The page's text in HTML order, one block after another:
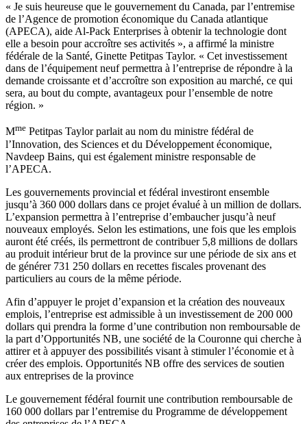
« Je suis heureuse que le gouvernement du Canada, par l’entremise
de l’Agence de promotion économique du Canada atlantique
(APECA), aide Al-Pack Enterprises à obtenir la technologie dont
elle a besoin pour accroître ses activités », a affirmé la ministre
fédérale de la Santé, Ginette Petitpas Taylor. « Cet investissement
dans de l’équipement neuf permettra à l’entreprise de répondre à la
demande croissante et d’accroître son exposition au marché, ce qui
sera, au bout du compte, avantageux pour l’ensemble de notre
région. »
Mme Petitpas Taylor parlait au nom du ministre fédéral de
l’Innovation, des Sciences et du Développement économique,
Navdeep Bains, qui est également ministre responsable de
l’APECA.
Les gouvernements provincial et fédéral investiront ensemble
jusqu’à 360 000 dollars dans ce projet évalué à un million de dollars.
L’expansion permettra à l’entreprise d’embaucher jusqu’à neuf
nouveaux employés. Selon les estimations, une fois que les emplois
auront été créés, ils permettront de contribuer 5,8 millions de dollars
au produit intérieur brut de la province sur une période de six ans et
de générer 731 250 dollars en recettes fiscales provenant des
particuliers au cours de la même période.
Afin d’appuyer le projet d’expansion et la création des nouveaux
emplois, l’entreprise est admissible à un investissement de 200 000
dollars qui prendra la forme d’une contribution non remboursable de
la part d’Opportunités NB, une société de la Couronne qui cherche à
attirer et à appuyer des possibilités visant à stimuler l’économie et à
créer des emplois. Opportunités NB offre des services de soutien
aux entreprises de la province
Le gouvernement fédéral fournit une contribution remboursable de
160 000 dollars par l’entremise du Programme de développement